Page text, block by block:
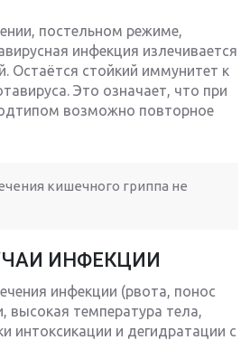
постельном режиме,
инфекция излечивается
Остаётся стойкий иммунитет к
Это означает, что при
возможно повторное
кишечного гриппа не
ИНФЕКЦИИ
инфекции (рвота, понос
высокая температура тела,
интоксикации и дегидратации с